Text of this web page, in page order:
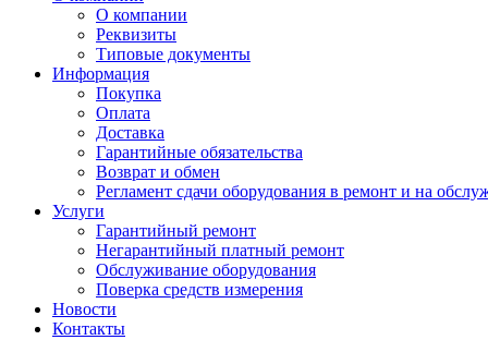
О компании
Реквизиты
Типовые документы
Информация
Покупка
Оплата
Доставка
Гарантийные обязательства
Возврат и обмен
Регламент сдачи оборудования в ремонт и на
Услуги
Гарантийный ремонт
Негарантийный платный ремонт
Обслуживание оборудования
Поверка средств измерения
Новости
Контакты